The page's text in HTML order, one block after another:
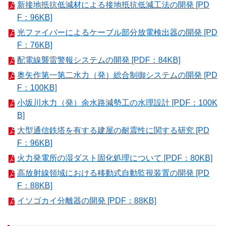
新接地抵抗低減材による接地抵抗低減工法の開発 [PD
F：96KB]
光ファイバーによるケーブル部分放電検出器の開発 [PD
F：76KB]
配電線襲雷警報システムの開発 [PDF：84KB]
奥矢作第一第二水力（発）総合制御システムの開発 [PD
F：100KB]
小坂川水力（発）余水路減勢工の水理設計 [PDF：100K
B]
大型通信鉄塔を有する建屋の耐震性に関する研究 [PD
F：96KB]
火力発電所の湿ダスト固化処理について [PDF：80KB]
高放射線領域における移動式自動監視装置の開発 [PD
F：88KB]
イソゴカイ分離器の開発 [PDF：88KB]